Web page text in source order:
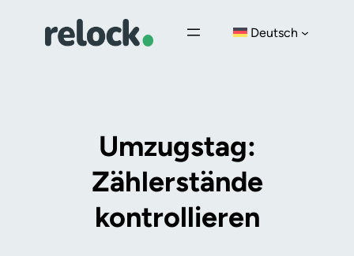
Deutsch
Umzugstag:
Zählerstände
kontrollieren